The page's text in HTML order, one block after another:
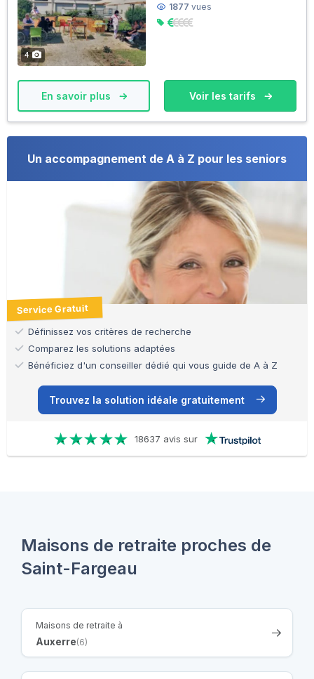
4
1877 vues
En savoir plus Voir les tarifs
Un accompagnement de A à Z pour les seniors
Service Gratuit
Définissez vos critères de recherche
Comparez les solutions adaptées
Bénéficiez d'un conseiller dédié qui vous guide de A à Z
Trouvez la solution idéale gratuitement
18637 avis sur
Maisons de retraite proches de
Saint-Fargeau
Maisons de retraite à
Auxerre(6)